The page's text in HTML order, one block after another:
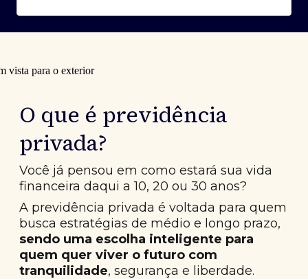
O que é previdência
privada?
Você já pensou em como estará sua vida
financeira daqui a 10, 20 ou 30 anos?
A previdência privada é voltada para quem
busca estratégias de médio e longo prazo,
sendo uma escolha inteligente para
quem quer viver o futuro com
tranquilidade, segurança e liberdade.